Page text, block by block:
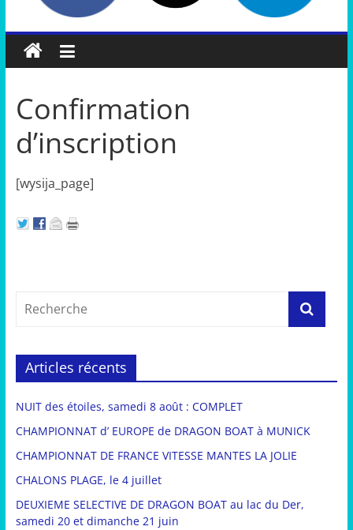
Confirmation
d’inscription
[wysija_page]
Articles récents
NUIT des étoiles, samedi 8 août : COMPLET
CHAMPIONNAT d’ EUROPE de DRAGON BOAT à MUNICK
CHAMPIONNAT DE FRANCE VITESSE MANTES LA JOLIE
CHALONS PLAGE, le 4 juillet
DEUXIEME SELECTIVE DE DRAGON BOAT au lac du Der,
samedi 20 et dimanche 21 juin